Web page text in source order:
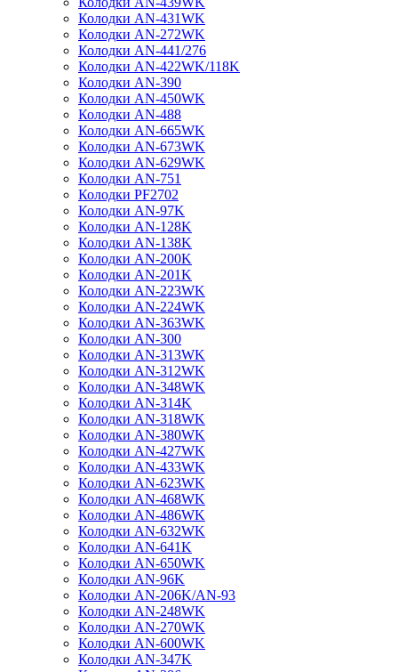
Колодки AN-431WK
Колодки AN-272WK
Колодки AN-441/276
Колодки AN-422WK/118K
Колодки AN-390
Колодки AN-450WK
Колодки AN-488
Колодки AN-665WK
Колодки AN-673WK
Колодки AN-629WK
Колодки AN-751
Колодки PF2702
Колодки AN-97K
Колодки AN-128K
Колодки AN-138K
Колодки AN-200K
Колодки AN-201K
Колодки AN-223WK
Колодки AN-224WK
Колодки AN-363WK
Колодки AN-300
Колодки AN-313WK
Колодки AN-312WK
Колодки AN-348WK
Колодки AN-314K
Колодки AN-318WK
Колодки AN-380WK
Колодки AN-427WK
Колодки AN-433WK
Колодки AN-623WK
Колодки AN-468WK
Колодки AN-486WK
Колодки AN-632WK
Колодки AN-641K
Колодки AN-650WK
Колодки AN-96K
Колодки AN-206K/AN-93
Колодки AN-248WK
Колодки AN-270WK
Колодки AN-600WK
Колодки AN-347K